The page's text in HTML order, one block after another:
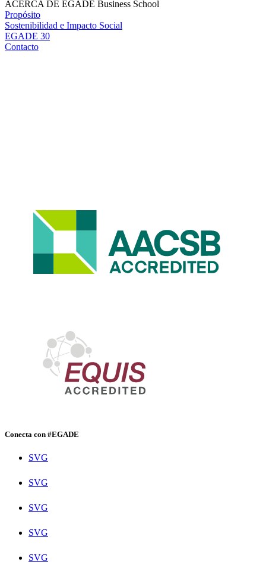
ACERCA DE EGADE Business School
Propósito
Sostenibilidad e Impacto Social
EGADE 30
Contacto
Conecta con #EGADE
SVG
SVG
SVG
SVG
SVG